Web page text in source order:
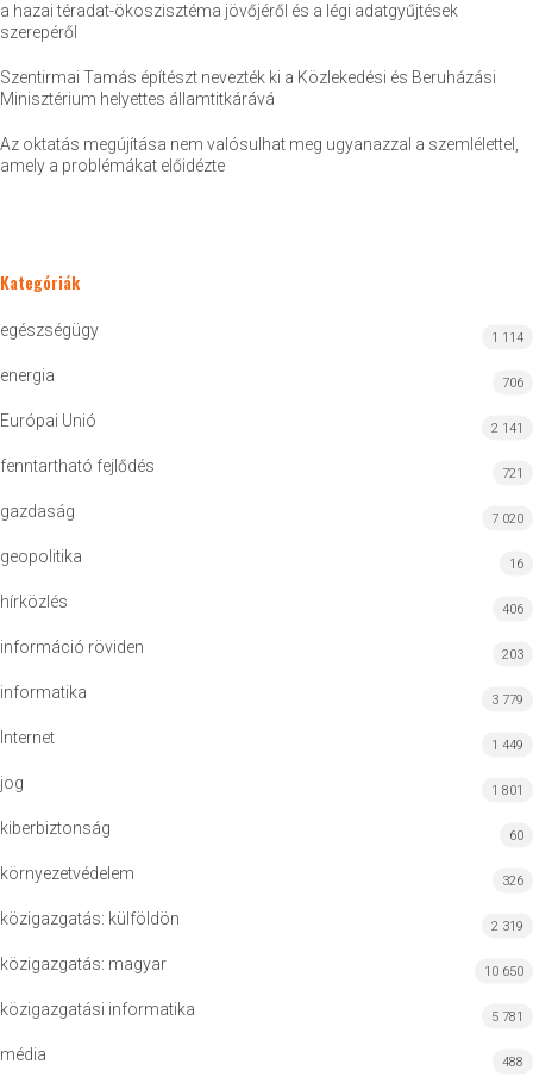
a hazai téradat-ökoszisztéma jövőjéről és a légi adatgyűjtések
szerepéről
Szentirmai Tamás építészt nevezték ki a Közlekedési és Beruházási
Minisztérium helyettes államtitkárává
Az oktatás megújítása nem valósulhat meg ugyanazzal a szemlélettel,
amely a problémákat előidézte
Kategóriák
egészségügy 1 114
energia 706
Európai Unió 2 141
fenntartható fejlődés 721
gazdaság 7 020
geopolitika 16
hírközlés 406
információ röviden 203
informatika 3 779
Internet 1 449
jog 1 801
kiberbiztonság 60
környezetvédelem 326
közigazgatás: külföldön 2 319
közigazgatás: magyar 10 650
közigazgatási informatika 5 781
média 488